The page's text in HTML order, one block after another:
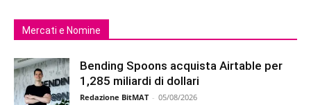
Mercati e Nomine
Bending Spoons acquista Airtable per
1,285 miliardi di dollari
Redazione BitMAT - 05/08/2026